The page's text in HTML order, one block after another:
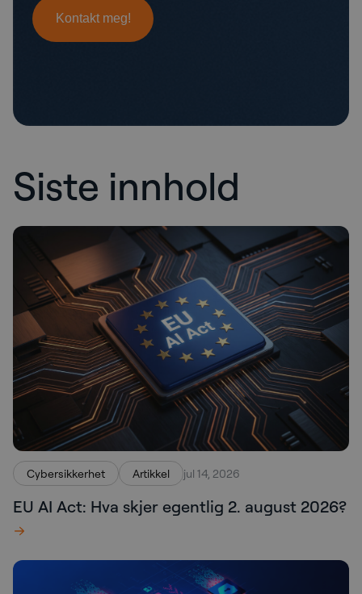
Siste innhold
Cybersikkerhet Artikkel jul 14, 2026
EU AI Act: Hva skjer egentlig 2. august 2026?